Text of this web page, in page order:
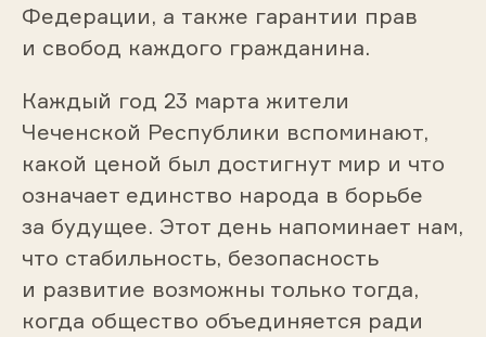
Федерации, а также гарантии прав
и свобод каждого гражданина.
Каждый год 23 марта жители
Чеченской Республики вспоминают,
какой ценой был достигнут мир и что
означает единство народа в борьбе
за будущее. Этот день напоминает нам,
что стабильность, безопасность
и развитие возможны только тогда,
когда общество объединяется ради